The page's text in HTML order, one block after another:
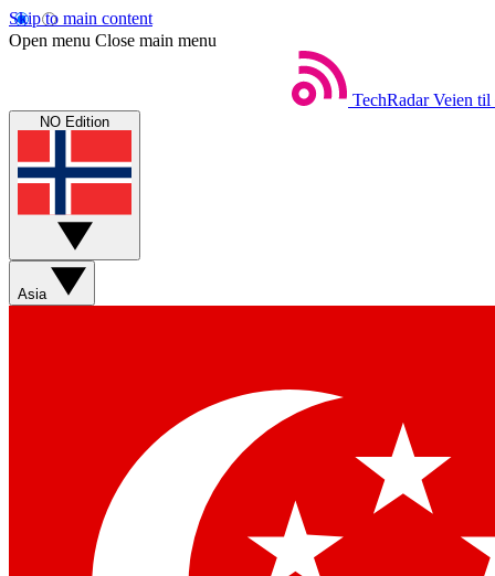
Skip to main content
Open menu Close main menu
TechRadar Veien til
NO Edition
Asia